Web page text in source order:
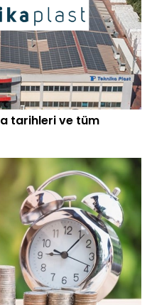
tarihleri ve tüm